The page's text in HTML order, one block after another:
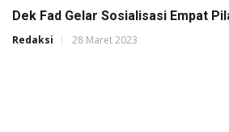
Dek Fad Gelar Sosialisasi Empat
Redaksi 28 Maret 2023